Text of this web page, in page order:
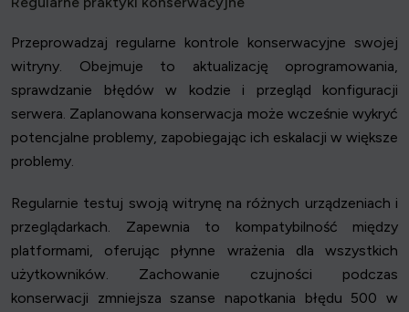
Przeprowadzaj regularne kontrole konserwacyjne swojej
witryny. Obejmuje to aktualizację oprogramowania,
sprawdzanie błędów w kodzie i przegląd konfiguracji
serwera. Zaplanowana konserwacja może wcześnie wykryć
potencjalne problemy, zapobiegając ich eskalacji w większe
problemy.
Regularnie testuj swoją witrynę na różnych urządzeniach i
przeglądarkach. Zapewnia to kompatybilność między
platformami, oferując płynne wrażenia dla wszystkich
użytkowników. Zachowanie czujności podczas
konserwacji zmniejsza szanse napotkania błędu 500 w